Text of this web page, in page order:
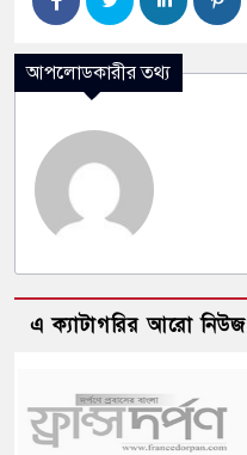
আপলোডকারীর তথ্য
এ ক্যাটাগরির আরো নিউজ